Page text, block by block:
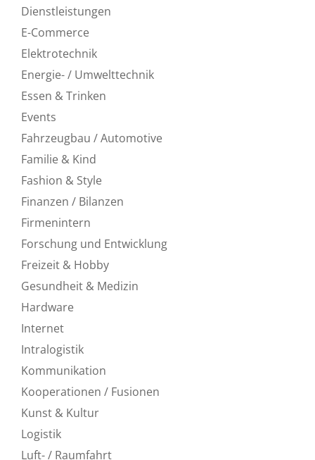
Dienstleistungen
E-Commerce
Elektrotechnik
Energie- / Umwelttechnik
Essen & Trinken
Events
Fahrzeugbau / Automotive
Familie & Kind
Fashion & Style
Finanzen / Bilanzen
Firmenintern
Forschung und Entwicklung
Freizeit & Hobby
Gesundheit & Medizin
Hardware
Internet
Intralogistik
Kommunikation
Kooperationen / Fusionen
Kunst & Kultur
Logistik
Luft- / Raumfahrt